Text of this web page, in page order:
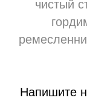
чистый
Напишите